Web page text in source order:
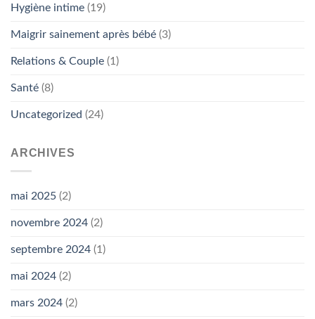
Hygiène intime (19)
Maigrir sainement après bébé (3)
Relations & Couple (1)
Santé (8)
Uncategorized (24)
ARCHIVES
mai 2025 (2)
novembre 2024 (2)
septembre 2024 (1)
mai 2024 (2)
mars 2024 (2)